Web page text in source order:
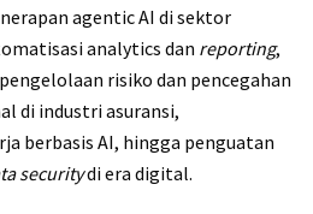
agentic AI di sektor
analytics dan reporting,
risiko dan pencegahan
di industri asuransi,
berbasis AI, hingga penguatan
securitydi era digital.